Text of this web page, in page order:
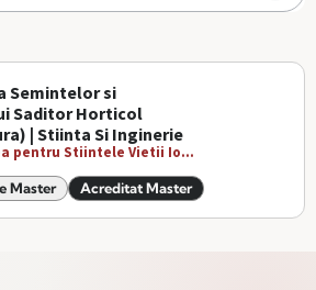
Semintelor si
Saditor Horticol
| Stiinta Si Inginerie
pentru Stiintele Vietii Io...
Master Acreditat Master